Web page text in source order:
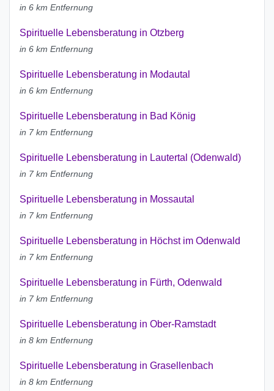
in 6 km Entfernung
Spirituelle Lebensberatung in Otzberg
in 6 km Entfernung
Spirituelle Lebensberatung in Modautal
in 6 km Entfernung
Spirituelle Lebensberatung in Bad König
in 7 km Entfernung
Spirituelle Lebensberatung in Lautertal (Odenwald)
in 7 km Entfernung
Spirituelle Lebensberatung in Mossautal
in 7 km Entfernung
Spirituelle Lebensberatung in Höchst im Odenwald
in 7 km Entfernung
Spirituelle Lebensberatung in Fürth, Odenwald
in 7 km Entfernung
Spirituelle Lebensberatung in Ober-Ramstadt
in 8 km Entfernung
Spirituelle Lebensberatung in Grasellenbach
in 8 km Entfernung